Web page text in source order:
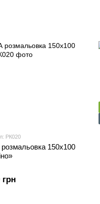
РК020
150х100
грн